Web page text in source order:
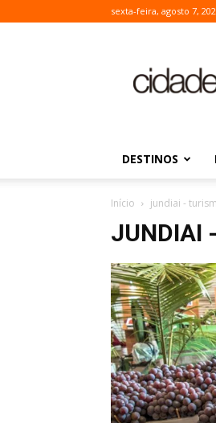
sexta-feira, agosto 7,
DESTINOS
Início jundiai -
JUNDIAI